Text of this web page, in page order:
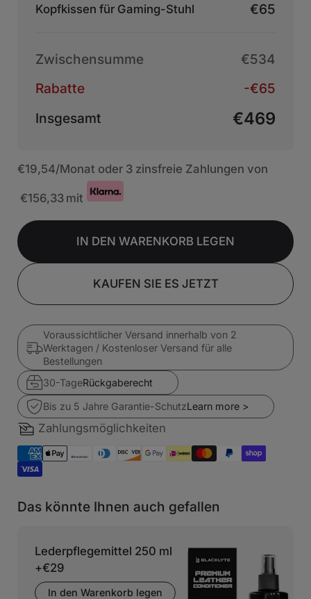
Kopfkissen für Gaming-Stuhl €65
Zwischensumme
€534
Rabatte
-€65
Insgesamt
€469
€19,54/Monat oder 3 zinsfreie Zahlungen von
€156,33 mit
IN DEN WARENKORB LEGEN
KAUFEN SIE ES JETZT
Voraussichtlicher Versand innerhalb von 2
Werktagen / Kostenloser Versand für alle
Bestellungen
30-TageRückgaberecht
Bis zu 5 Jahre Garantie-SchutzLearn more >
Zahlungsmöglichkeiten
Das könnte Ihnen auch gefallen
Lederpflegemittel 250 ml
+€29
In den Warenkorb legen